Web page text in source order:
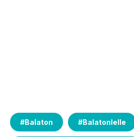
#Balaton #Balatonlelle